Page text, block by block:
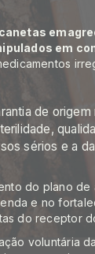
em
de
sérios e a
do plano de
e no
do receptor
voluntária da